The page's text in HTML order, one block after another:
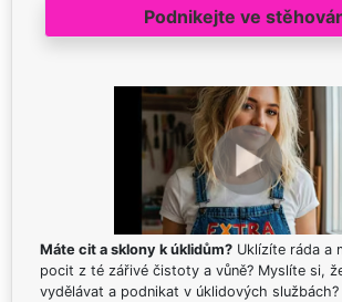
Podnikejte ve
Máte cit a sklony k úklidům? Uklízíte ráda a
pocit z té zářivé čistoty a vůně? Myslíte si,
vydělávat a podnikat v úklidových službách?